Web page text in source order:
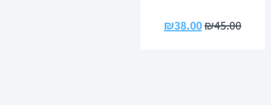
₪45.00
₪38.00